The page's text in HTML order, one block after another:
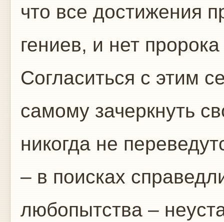
что все достижения
гениев, и нет
Согласиться с этим
самому зачеркнуть
никогда не
– в поисках
любопытства –